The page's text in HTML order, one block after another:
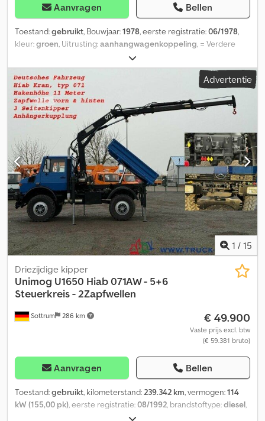
Aanvragen Bellen
Toestand:gebruikt, Bouwjaar:1978, eerste registratie:06/1978,
kleur:groen , Uitrusting:aanhangwagenkoppeling , = Verdere
opties en accessoires = - Stuurbekrachtiging = Verdere
informatie = Tellerstand: 15.715 km Aandrijving: vierwielaandrijving
Leeggewicht: 3.950 kg Toegestane totaalgewicht: 3.950 kg
Fabrikant: Mercedes Benz Mercedes Benzstrasse 100 70372
Stuttgart, DE Dkodpfsxdvqqsx Acwsr
Advertentie
1 / 15
Sottrum 286 km
Driezijdige kipper
Unimog U1650 Hiab 071AW - 5+6
Steuerkreis - 2Zapfwellen
€ 49.900
Vaste prijs excl. btw
(€ 59.381 bruto)
Aanvragen Bellen
Toestand:gebruikt, kilometerstand:239.342 km, vermogen:114
kW (155,00 pk), eerste registratie:08/1992, brandstoftype:diesel,
, maximaal laadgewicht: